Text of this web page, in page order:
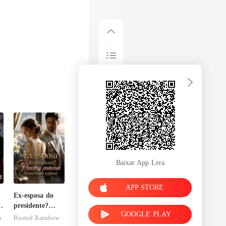
Ex-esposa do
presidente?
Preciosa
Rusted Rainbow
Baixar App Lera
APP STORE
GOOGLE PLAY